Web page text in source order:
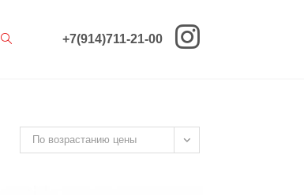
+7(914)711-21-00
Переключить
По возрастанию цены